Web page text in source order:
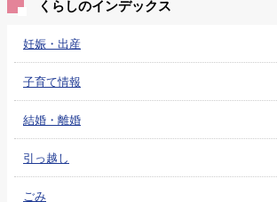
くらしのインデックス
妊娠・出産
子育て情報
結婚・離婚
引っ越し
ごみ